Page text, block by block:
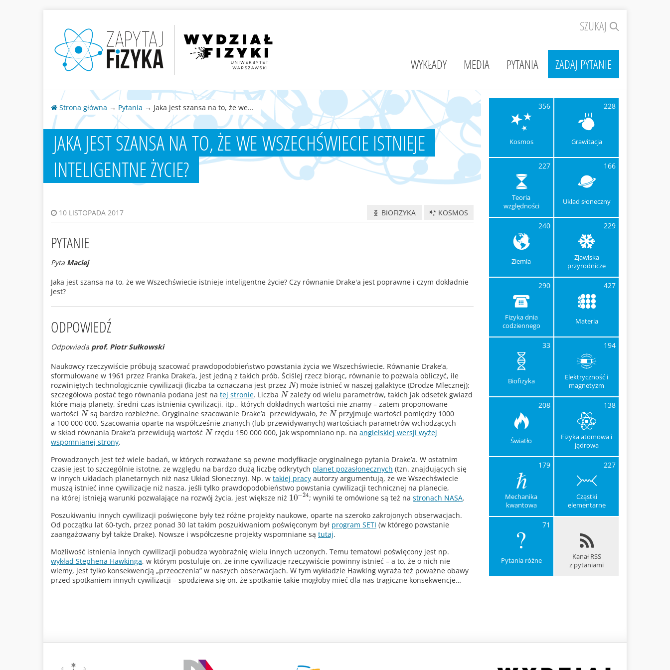
SZUKAJ
WYKŁADY MEDIA PYTANIA ZADAJ PYTANIE
Strona główna → Pytania → Jaka jest szansa na to, że we...
JAKA JEST SZANSA NA TO, ŻE WE WSZECHŚWIECIE ISTNIEJE
INTELIGENTNE ŻYCIE?
10 LISTOPADA 2017 BIOFIZYKA KOSMOS
PYTANIE
Pyta Maciej
Jaka jest szansa na to, że we Wszechświecie istnieje inteligentne życie? Czy równanie Drake'a jest poprawne i czym dokładnie
jest?
ODPOWIEDŹ
Odpowiada prof. Piotr Sułkowski
Naukowcy rzeczywiście próbują szacować prawdopodobieństwo powstania życia we Wszechświecie. Równanie Drake’a,
sformułowane w 1961 przez Franka Drake’a, jest jedną z takich prób. Ściślej rzecz biorąc, równanie to pozwala obliczyć, ile
rozwiniętych technologicznie cywilizacji (liczba ta oznaczana jest przez N) może istnieć w naszej galaktyce (Drodze Mlecznej);
szczegółowa postać tego równania podana jest na tej stronie. Liczba Nzależy od wielu parametrów, takich jak odsetek gwiazd
które mają planety, średni czas istnienia cywilizacji, itp., których dokładnych wartości nie znamy – zatem proponowane
wartości Nsą bardzo rozbieżne. Oryginalne szacowanie Drake’a przewidywało, żeNprzyjmuje wartości pomiędzy 1000
a 100 000 000. Szacowania oparte na współcześnie znanych (lub przewidywanych) wartościach parametrów wchodzących
w skład równania Drake’a przewidują wartość Nrzędu 150 000 000, jak wspomniano np. naangielskiej wersji wyżej
wspomnianej strony.
Prowadzonych jest też wiele badań, w których rozważane są pewne modyfikacje oryginalnego pytania Drake’a. W ostatnim
czasie jest to szczególnie istotne, ze względu na bardzo dużą liczbę odkrytych planet pozasłonecznych (tzn. znajdujących się
w innych układach planetarnych niż nasz Układ Słoneczny). Np. w takiej pracy autorzy argumentują, że we Wszechświecie
muszą istnieć inne cywilizacje niż nasza, jeśli tylko prawdopodobieństwo powstania cywilizacji technicznej na planecie,
na której istnieją warunki pozwalające na rozwój życia, jest większe niż 10−24; wyniki te omówione są też nastronach NASA.
Poszukiwaniu innych cywilizacji poświęcone były też różne projekty naukowe, oparte na szeroko zakrojonych obserwacjach.
Od początku lat 60-tych, przez ponad 30 lat takim poszukiwaniom poświęconym był program SETI (w którego powstanie
zaangażowany był także Drake). Nowsze i współczesne projekty wspomniane są tutaj.
Możliwość istnienia innych cywilizacji pobudza wyobraźnię wielu innych uczonych. Temu tematowi poświęcony jest np.
wykład Stephena Hawkinga, w którym postuluje on, że inne cywilizacje rzeczywiście powinny istnieć – a to, że o nich nie
wiemy, jest tylko konsekwencją „przeoczenia” w naszych obserwacjach. W tym wykładzie Hawking wyraża też poważne obawy
przed spotkaniem innych cywilizacji – spodziewa się on, że spotkanie takie mogłoby mieć dla nas tragiczne konsekwencje…
356
Kosmos
228
Grawitacja
227
Teoria
względności
166
Układ słoneczny
240
Ziemia
229
Zjawiska
przyrodnicze
290
Fizyka dnia
codziennego
427
Materia
33
Biofizyka
194
Elektryczność i
magnetyzm
208
Światło
138
Fizyka atomowa i
jądrowa
179
Mechanika
kwantowa
227
Cząstki
elementarne
71
Pytania różne
Kanał RSS
z pytaniami